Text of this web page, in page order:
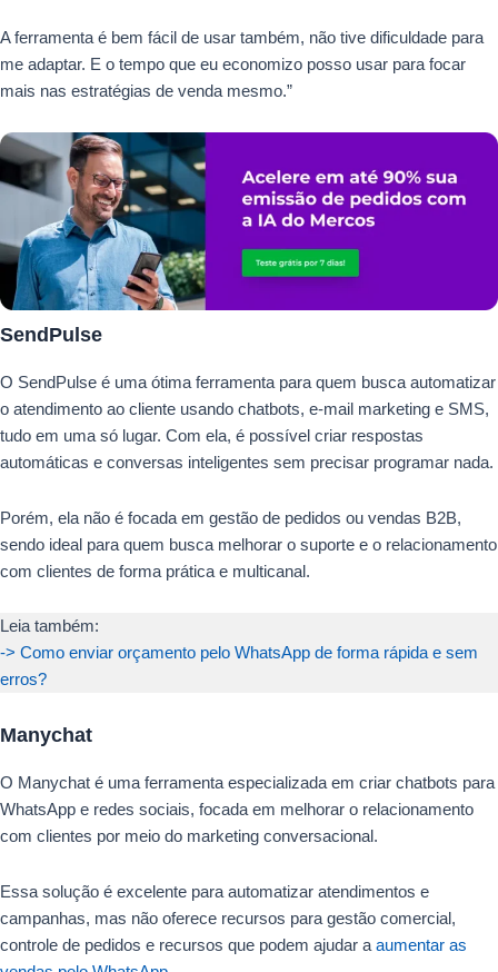
A ferramenta é bem fácil de usar também, não tive dificuldade para
me adaptar. E o tempo que eu economizo posso usar para focar
mais nas estratégias de venda mesmo.”
SendPulse
O SendPulse é uma ótima ferramenta para quem busca automatizar
o atendimento ao cliente usando chatbots, e-mail marketing e SMS,
tudo em uma só lugar. Com ela, é possível criar respostas
automáticas e conversas inteligentes sem precisar programar nada.
Porém, ela não é focada em gestão de pedidos ou vendas B2B,
sendo ideal para quem busca melhorar o suporte e o relacionamento
com clientes de forma prática e multicanal.
Leia também:
-> Como enviar orçamento pelo WhatsApp de forma rápida e sem
erros?
Manychat
O Manychat é uma ferramenta especializada em criar chatbots para
WhatsApp e redes sociais, focada em melhorar o relacionamento
com clientes por meio do marketing conversacional.
Essa solução é excelente para automatizar atendimentos e
campanhas, mas não oferece recursos para gestão comercial,
controle de pedidos e recursos que podem ajudar a aumentar as